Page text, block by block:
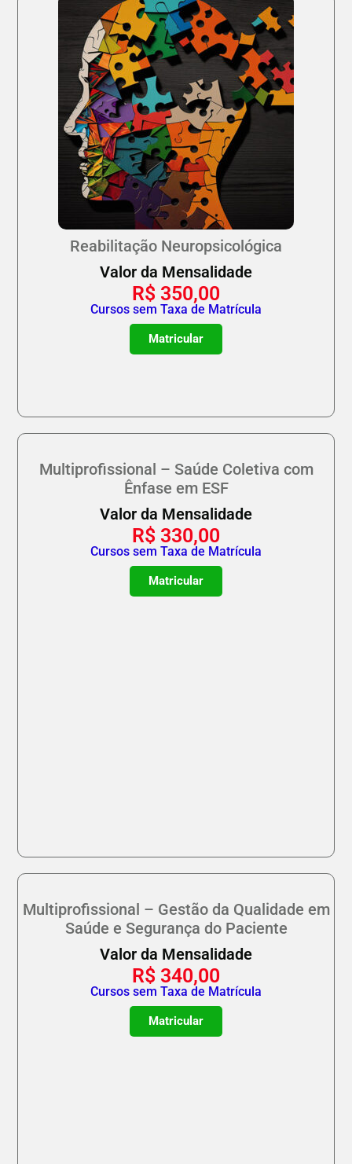
Reabilitação Neuropsicológica
Valor da Mensalidade
R$ 350,00
Cursos sem Taxa de Matrícula
Matricular
Multiprofissional – Saúde Coletiva com
Ênfase em ESF
Valor da Mensalidade
R$ 330,00
Cursos sem Taxa de Matrícula
Matricular
Multiprofissional – Gestão da Qualidade em
Saúde e Segurança do Paciente
Valor da Mensalidade
R$ 340,00
Cursos sem Taxa de Matrícula
Matricular